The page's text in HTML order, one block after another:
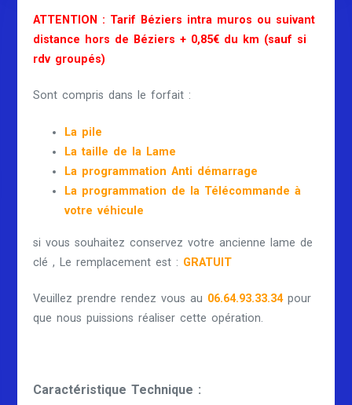
ATTENTION : Tarif Béziers intra muros ou suivant
distance hors de Béziers + 0,85€ du km (sauf si
rdv groupés)
Sont compris dans le forfait :
La pile
La taille de la Lame
La programmation Anti démarrage
La programmation de la Télécommande à
votre véhicule
si vous souhaitez conservez votre ancienne lame de
clé , Le remplacement est : GRATUIT
Veuillez prendre rendez vous au 06.64.93.33.34pour
que nous puissions réaliser cette opération.
Caractéristique Technique :